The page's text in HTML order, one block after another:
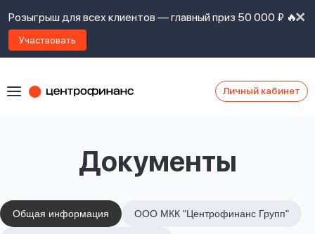
Розыгрыш для всех клиентов — главный приз 50 000 ₽ 🔥
Участвовать
Личный кабинет
Документы
Общая информация ООО МКК "Центрофинанс Групп"
ознакомлен
предоставления
займов,
политикой